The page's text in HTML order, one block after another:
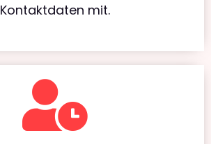
Kontaktdaten mit.